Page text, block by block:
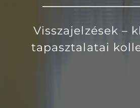
Visszajelzések –
tapasztalatai